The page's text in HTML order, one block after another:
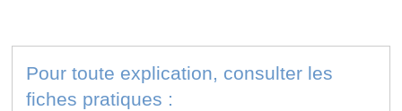
Pour toute explication, consulter les
fiches pratiques :